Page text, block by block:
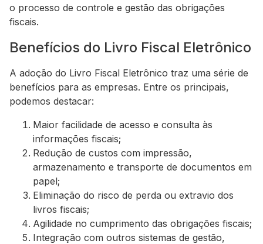
o processo de controle e gestão das obrigações
fiscais.
Benefícios do Livro Fiscal Eletrônico
A adoção do Livro Fiscal Eletrônico traz uma série de
benefícios para as empresas. Entre os principais,
podemos destacar:
Maior facilidade de acesso e consulta às
informações fiscais;
Redução de custos com impressão,
armazenamento e transporte de documentos em
papel;
Eliminação do risco de perda ou extravio dos
livros fiscais;
Agilidade no cumprimento das obrigações fiscais;
Integração com outros sistemas de gestão,